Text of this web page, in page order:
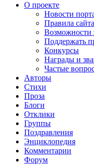
О проекте
Новости
Правила сайта
Возможности
Поддержать
Конкурсы
Награды и
Частые
Авторы
Стихи
Проза
Блоги
Отклики
Группы
Поздравления
Энциклопедия
Комментарии
Форум